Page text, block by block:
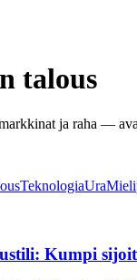
talous
ja raha —
TeknologiaUra
Kumpi